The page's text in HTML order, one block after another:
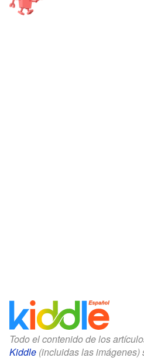
Todo el contenido de los
Kiddle (incluidas las imágenes)